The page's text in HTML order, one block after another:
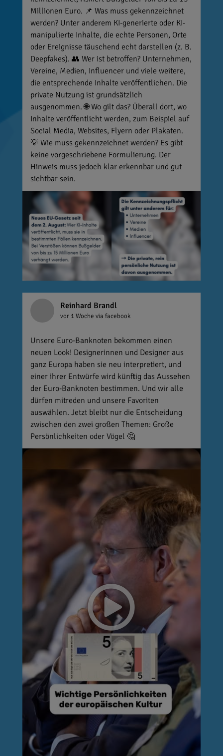
Millionen Euro. 📌 Was muss gekennzeichnet
werden? Unter anderem KI-generierte oder KI-
manipulierte Inhalte, die echte Personen, Orte
oder Ereignisse täuschend echt darstellen (z. B.
Deepfakes). 👥 Wer ist betroffen? Unternehmen,
Vereine, Medien, Influencer und viele weitere,
die entsprechende Inhalte veröffentlichen. Die
private Nutzung ist grundsätzlich
ausgenommen. 🌐 Wo gilt das? Überall dort, wo
Inhalte veröffentlicht werden, zum Beispiel auf
Social Media, Websites, Flyern oder Plakaten.
💡 Wie muss gekennzeichnet werden? Es gibt
keine vorgeschriebene Formulierung. Der
Hinweis muss jedoch klar erkennbar und gut
sichtbar sein.
Reinhard Brandl
vor 1 Woche via facebook
Unsere Euro-Banknoten bekommen einen
neuen Look! Designerinnen und Designer aus
ganz Europa haben sie neu interpretiert, und
einer ihrer Entwürfe wird künftig das Aussehen
der Euro-Banknoten bestimmen. Und wir alle
dürfen mitreden und unsere Favoriten
auswählen. Jetzt bleibt nur die Entscheidung
zwischen den zwei großen Themen: Große
Persönlichkeiten oder Vögel 🤔